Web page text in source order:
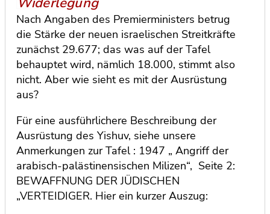
Nach Angaben des Premierministers betrug
die Stärke der neuen israelischen Streitkräfte
zunächst 29.677; das was auf der Tafel
behauptet wird, nämlich 18.000, stimmt also
nicht. Aber wie sieht es mit der Ausrüstung
aus?
Für eine ausführlichere Beschreibung der
Ausrüstung des Yishuv, siehe unsere
Anmerkungen zur Tafel : 1947 „ Angriff der
arabisch-palästinensischen Milizen“, Seite 2:
BEWAFFNUNG DER JÜDISCHEN
„VERTEIDIGER. Hier ein kurzer Auszug: